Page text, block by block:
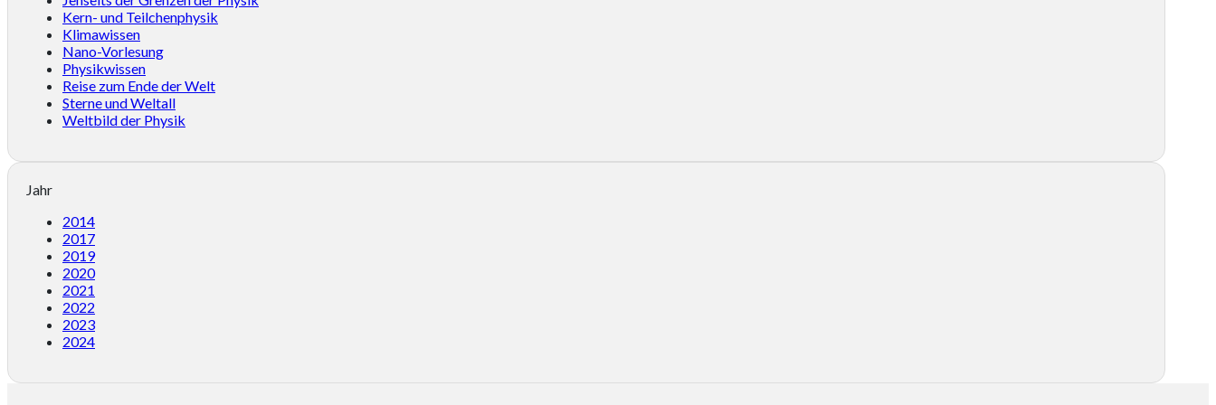
Kern- und Teilchenphysik
Klimawissen
Nano-Vorlesung
Physikwissen
Reise zum Ende der Welt
Sterne und Weltall
Weltbild der Physik
Jahr
2014
2017
2019
2020
2021
2022
2023
2024